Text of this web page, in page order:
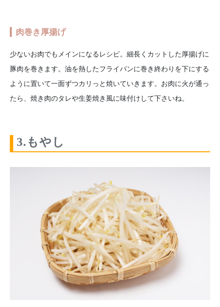
肉巻き厚揚げ
少ないお肉でもメインになるレシピ。細長くカットした厚揚げに
豚肉を巻きます。油を熱したフライパンに巻き終わりを下にする
ように置いて一面ずつカリっと焼いていきます。お肉に火が通っ
たら、焼き肉のタレや生姜焼き風に味付けして下さいね。
3.もやし